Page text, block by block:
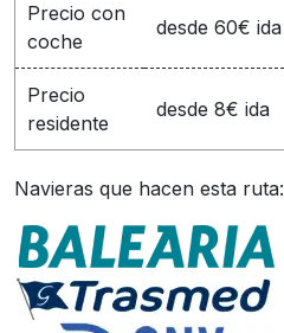
Precio con
coche
desde 60€ ida
Precio
residente
desde 8€ ida
Navieras que hacen esta ruta: